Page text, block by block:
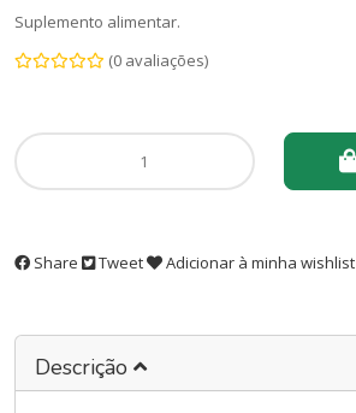
Suplemento alimentar.
(0 avaliações)
Share Tweet Adicionar à minha wishlist
Descrição